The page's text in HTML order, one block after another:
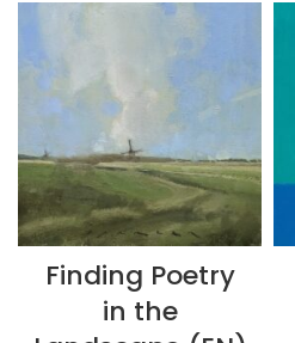
Finding Poetry
in the